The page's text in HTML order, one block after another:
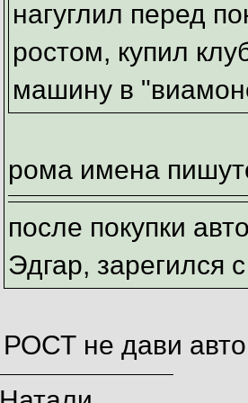
нагуглил перед
ростом, купил
машину в
рома имена
после покупки
Эдгар, зарегился
РОСТ не дави